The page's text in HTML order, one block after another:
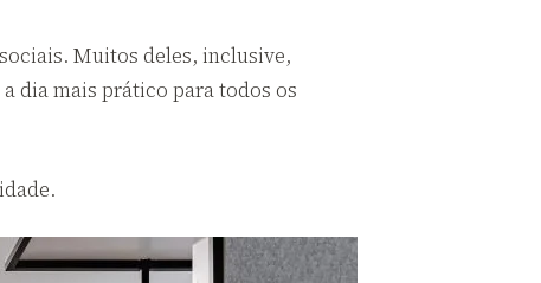
Muitos deles, inclusive,
dia mais prático para todos os